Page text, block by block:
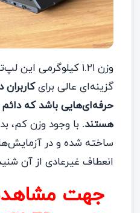
وزن ۱.۲۱ کیلوگرمی
گزینه‌ای عالی برای
حرفه‌ای‌هایی باشد که
هستند. با وجود وزن کم،
ساخته شده و در
انعطاف غیرعادی از آن
جهت